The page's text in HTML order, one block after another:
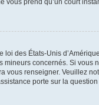
loi des États-Unis
concernés. Si
renseigner. Veuillez
porte sur la